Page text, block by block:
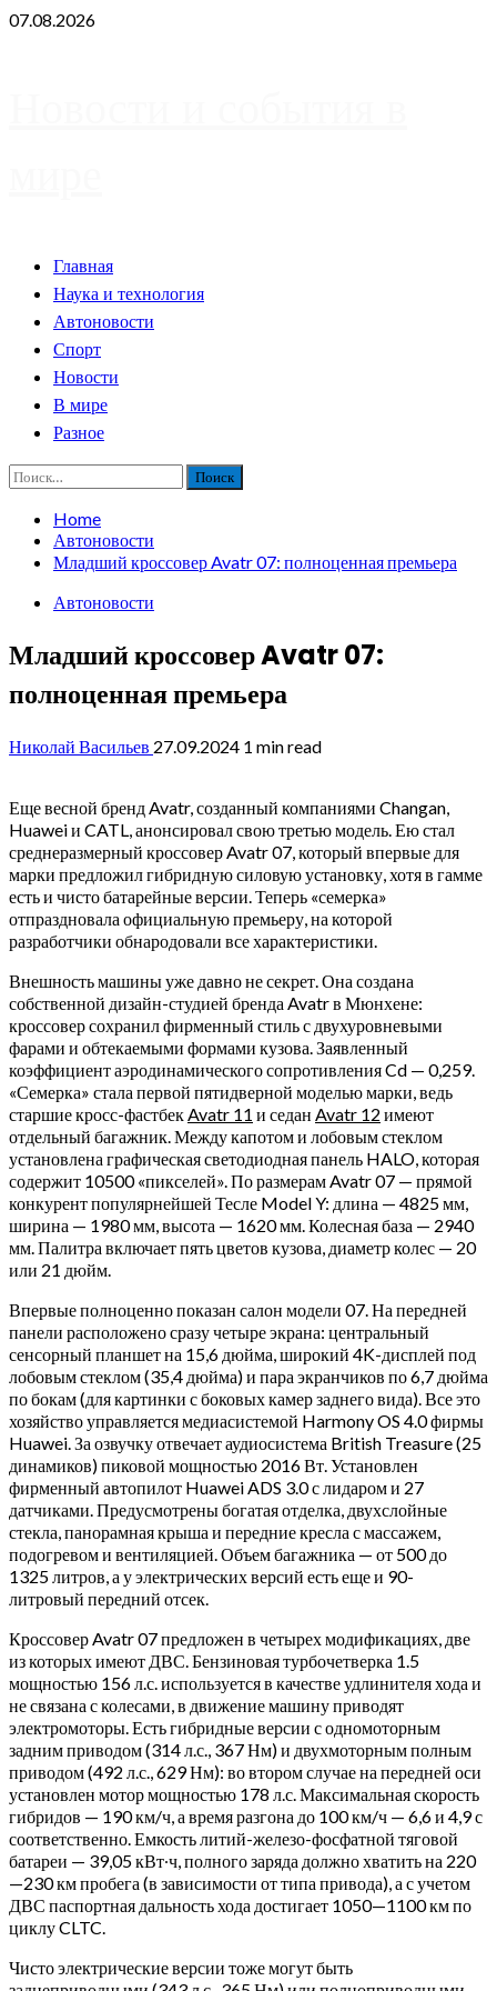
Skip
07.08.2026
PrimaryГлавная
Наука и технология
Автоновости
Спорт
Новости
В мире
Разное
Найти:
Home
Автоновости
Младший кроссовер Avatr 07: полноценная премьера
Автоновости
Младший кроссовер Avatr 07:
полноценная премьера
Николай Васильев 27.09.2024 1 min read
Еще весной бренд Avatr, созданный компаниями Changan,
Huawei и CATL, анонсировал свою третью модель. Ею стал
среднеразмерный кроссовер Avatr 07, который впервые для
марки предложил гибридную силовую установку, хотя в гамме
есть и чисто батарейные версии. Теперь «семерка»
отпраздновала официальную премьеру, на которой
разработчики обнародовали все характеристики.
Внешность машины уже давно не секрет. Она создана
собственной дизайн-студией бренда Avatr в Мюнхене:
кроссовер сохранил фирменный стиль с двухуровневыми
фарами и обтекаемыми формами кузова. Заявленный
коэффициент аэродинамического сопротивления Cd — 0,259.
«Семерка» стала первой пятидверной моделью марки, ведь
старшие кросс-фастбекAvatr 11 и седан Avatr 12 имеют
отдельный багажник. Между капотом и лобовым стеклом
установлена графическая светодиодная панель HALO, которая
содержит 10500 «пикселей». По размерам Avatr 07 — прямой
конкурент популярнейшей Тесле Model Y: длина — 4825 мм,
ширина — 1980 мм, высота — 1620 мм. Колесная база — 2940
мм. Палитра включает пять цветов кузова, диаметр колес — 20
или 21 дюйм.
Впервые полноценно показан салон модели 07. На передней
панели расположено сразу четыре экрана: центральный
сенсорный планшет на 15,6 дюйма, широкий 4K-дисплей под
лобовым стеклом (35,4 дюйма) и пара экранчиков по 6,7 дюйма
по бокам (для картинки с боковых камер заднего вида). Все это
хозяйство управляется медиасистемой Harmony OS 4.0 фирмы
Huawei. За озвучку отвечает аудиосистема British Treasure (25
динамиков) пиковой мощностью 2016 Вт. Установлен
фирменный автопилот Huawei ADS 3.0 с лидаром и 27
датчиками. Предусмотрены богатая отделка, двухслойные
стекла, панорамная крыша и передние кресла с массажем,
подогревом и вентиляцией. Объем багажника — от 500 до
1325 литров, а у электрических версий есть еще и 90-
литровый передний отсек.
Кроссовер Avatr 07 предложен в четырех модификациях, две
из которых имеют ДВС. Бензиновая турбочетверка 1.5
мощностью 156 л.с. используется в качестве удлинителя хода и
не связана с колесами, в движение машину приводят
электромоторы. Есть гибридные версии с одномоторным
задним приводом (314 л.с., 367 Нм) и двухмоторным полным
приводом (492 л.с., 629 Нм): во втором случае на передней оси
установлен мотор мощностью 178 л.с. Максимальная скорость
гибридов — 190 км/ч, а время разгона до 100 км/ч — 6,6 и 4,9 с
соответственно. Емкость литий-железо-фосфатной тяговой
батареи — 39,05 кВт∙ч, полного заряда должно хватить на 220
—230 км пробега (в зависимости от типа привода), а с учетом
ДВС паспортная дальность хода достигает 1050—1100 км по
циклу CLTC.
Чисто электрические версии тоже могут быть